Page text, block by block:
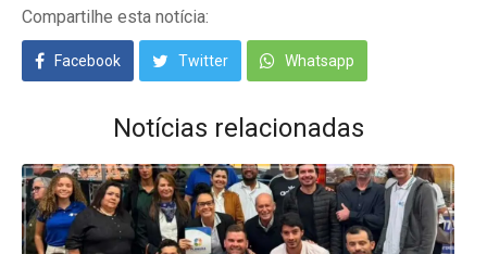
Compartilhe esta notícia:
Facebook Twitter Whatsapp
Notícias relacionadas